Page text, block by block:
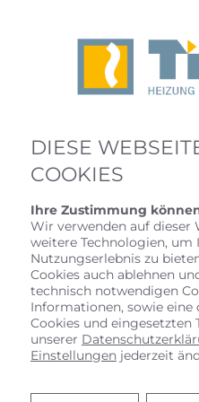
DIESE
COOKIES
Ihre Zustimmung
Wir verwenden auf dieser
weitere Technologien,
Nutzungserlebnis zu
Cookies auch ablehnen
technisch notwendigen
Informationen, sowie
Cookies und eingesetzten
unserer
Einstellungen jederzeit